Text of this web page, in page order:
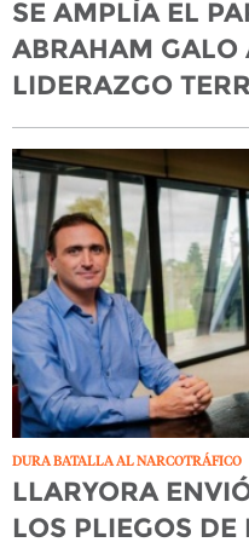
SE AMPLÍA EL
ABRAHAM GALO
LIDERAZGO
DURA BATALLA AL NARCOTRÁFICO
LLARYORA
LOS PLIEGOS DE